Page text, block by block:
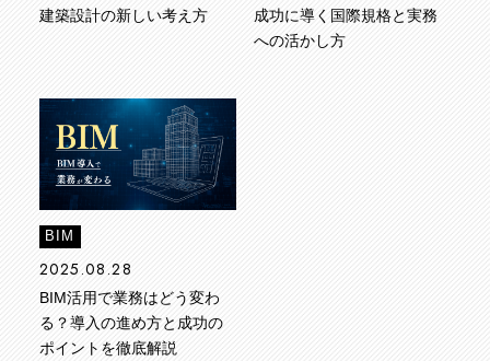
建築設計の新しい考え方
成功に導く国際規格と実務
への活かし方
BIM
2025.08.28
BIM活用で業務はどう変わ
る？導入の進め方と成功の
ポイントを徹底解説